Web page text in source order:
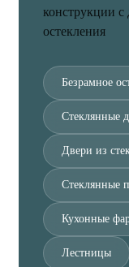
конструкции
остекления
Безрамное
Стеклянные
Двери из
Стеклянные
Кухонные
Лестницы